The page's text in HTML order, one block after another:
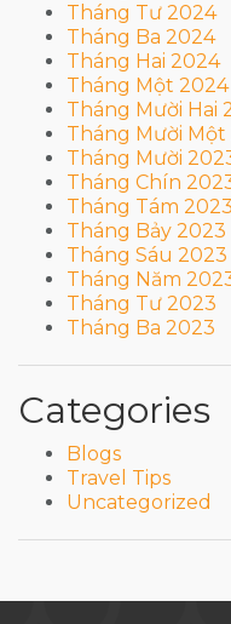
Tháng Tư 2024
Tháng Ba 2024
Tháng Hai 2024
Tháng Một 2024
Tháng Mười Hai
Tháng Mười Một
Tháng Mười
Tháng Chín
Tháng Tám 2023
Tháng Bảy 2023
Tháng Sáu 2023
Tháng Năm
Tháng Tư 2023
Tháng Ba 2023
Categories
Blogs
Travel Tips
Uncategorized